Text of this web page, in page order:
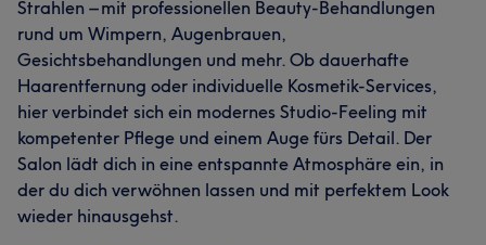
Strahlen – mit professionellen Beauty-Behandlungen
rund um Wimpern, Augenbrauen,
Gesichtsbehandlungen und mehr. Ob dauerhafte
Haarentfernung oder individuelle Kosmetik-Services,
hier verbindet sich ein modernes Studio-Feeling mit
kompetenter Pflege und einem Auge fürs Detail. Der
Salon lädt dich in eine entspannte Atmosphäre ein, in
der du dich verwöhnen lassen und mit perfektem Look
wieder hinausgehst.